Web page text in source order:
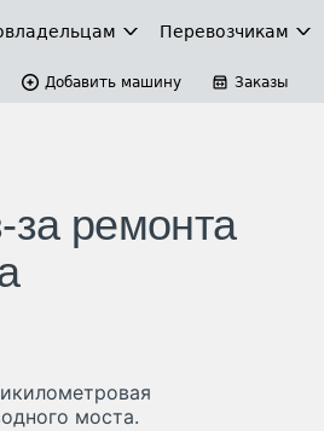
Перевозчикам
Добавить машину Заказы
за ремонта
моста.